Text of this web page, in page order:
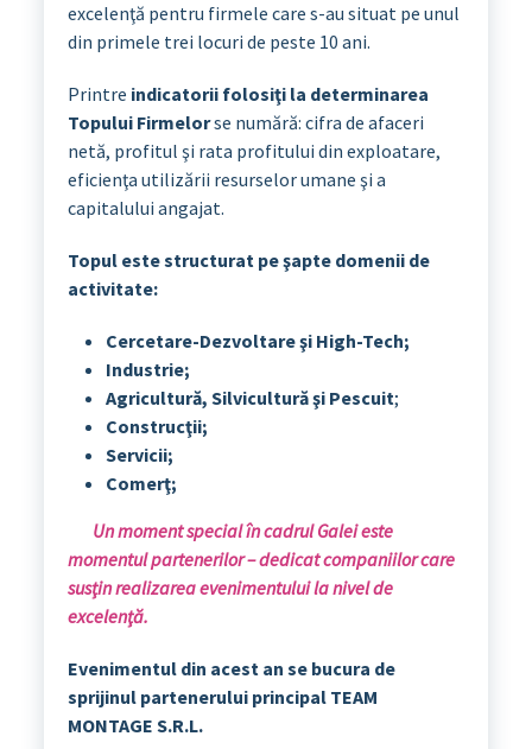
excelenţă pentru firmele care s-au situat pe unul
din primele trei locuri de peste 10 ani.
Printre indicatorii folosiţi la determinarea
Topului Firmelorse numără: cifra de afaceri
netă, profitul şi rata profitului din exploatare,
eficienţa utilizării resurselor umane şi a
capitalului angajat.
Topul este structurat pe şapte domenii de
activitate:
Cercetare-Dezvoltare şi High-Tech;
Industrie;
Agricultură, Silvicultură şi Pescuit;
Construcţii;
Servicii;
Comerţ;
Un moment special în cadrul Galei este
momentul partenerilor – dedicat companiilor care
susţin realizarea evenimentului la nivel de
excelenţă.
Evenimentul din acest an se bucura de
sprijinul partenerului principal TEAM
MONTAGE S.R.L.